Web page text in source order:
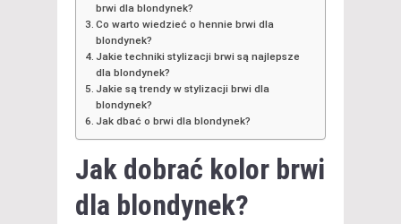
brwi dla blondynek?
Co warto wiedzieć o hennie brwi dla
blondynek?
Jakie techniki stylizacji brwi są najlepsze
dla blondynek?
Jakie są trendy w stylizacji brwi dla
blondynek?
Jak dbać o brwi dla blondynek?
Jak dobrać kolor brwi
dla blondynek?